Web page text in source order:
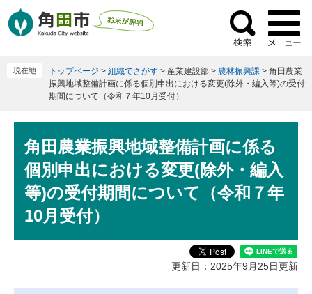
ー
ニ
検
索
現在地 トップページ > 組織でさがす > 産業建設部 > 農林振興課 > 角田農業
振興地域整備計画に係る個別申出における変更(除外・編入等)の受付
期間について（令和７年10月受付）
文角田農業振興地域整備計画に係る
個別申出における変更(除外・編入
等)の受付期間について（令和７年
10月受付）
更新日：2025年9月25日更新